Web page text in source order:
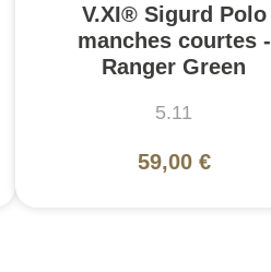
V.XI® Sigurd Polo
manches courtes -
Ranger Green
5.11
59,00 €